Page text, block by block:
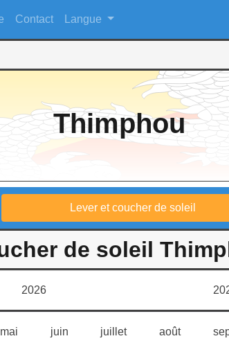
Contact Langue
Thimphou
Lever et coucher de soleil
de soleil
2026
mai juinjuin juilletjuillet aoûtaoût